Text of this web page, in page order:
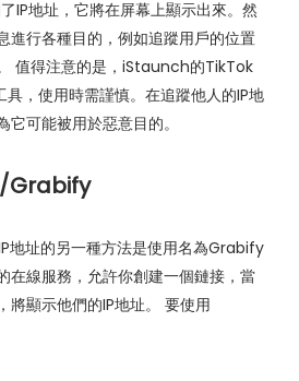
IP地址，它將在屏幕上顯示出來。然
進行各種目的，例如追蹤用戶的位置
值得注意的是，iStaunch的TikTok
具，使用時需謹慎。在追蹤他人的IP地
可能被用於惡意目的。
/Grabify
地址的另一種方法是使用名為Grabify
在線服務，允許你創建一個鏈接，當
將顯示他們的IP地址。 要使用